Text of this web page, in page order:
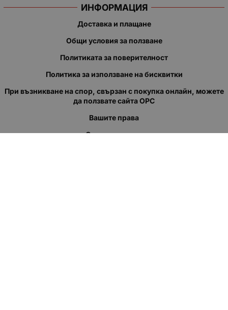
ИНФОРМАЦИЯ
Доставка и плащане
Общи условия за ползване
Политиката за поверителност
Политика за използване на бисквитки
При възникване на спор, свързан с покупка онлайн, можете
да ползвате сайта ОРС
Вашите права
Отказ от сделка